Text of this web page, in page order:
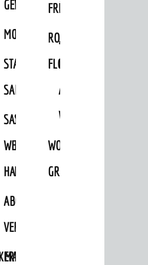
S
EINZELHANDELSKONZEPT
MOBILFUNKKONZEPT
LÄRMAKTIONSPLAN
STADTERNEUERUNG/-
SANIERUNG
SANIERUNG
WESTLICH
HAUPTBAHNHOF
SANIERUNGSGEBIET
HILDEBRANDSCHE
MÜHLE
ABGESCHLOSSENE
VERFAHREN
ERHALTUNGSSATZUNGEN
FRÜHLING
HERBST
RODENSTEINER
FLOHMARKT
„WOINEM
LIVE“
AM
WINDECKPLATZ
WOCHENMARKT
GROOVE